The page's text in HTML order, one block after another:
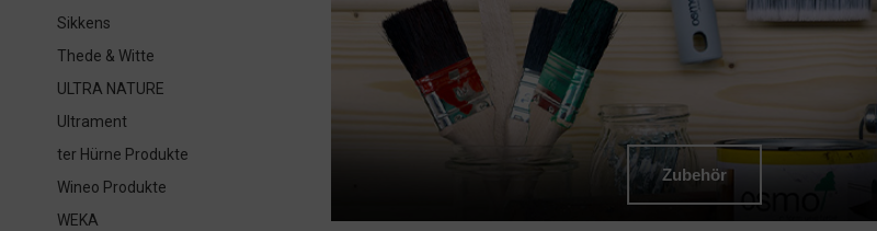
Sikkens
Thede & Witte
ULTRA NATURE
Ultrament
ter Hürne Produkte
Wineo Produkte
WEKA
Zubehör